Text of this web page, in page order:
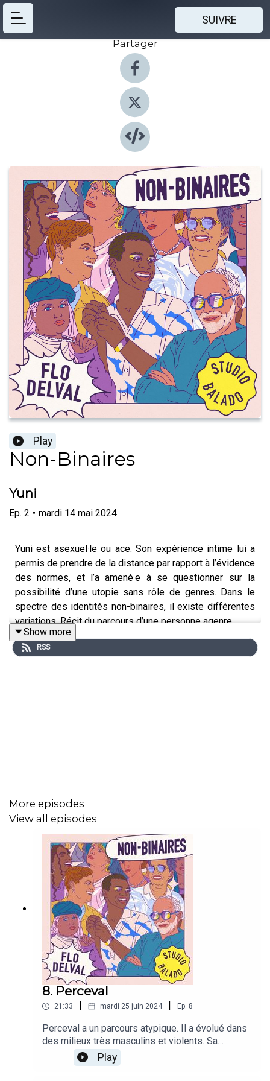
SUIVRE
Partager
Play
Non-Binaires
Yuni
Ep. 2 • mardi 14 mai 2024
Yuni est asexuel·le ou ace. Son expérience intime lui a
permis de prendre de la distance par rapport à l’évidence
des normes, et l’a amené·e à se questionner sur la
possibilité d’une utopie sans rôle de genres. Dans le
spectre des identités non-binaires, il existe différentes
variations. Récit du parcours d’une personne agenre.
Illustration : Patrick Croes
Production Studio Balado : Julien Barbier et Michel-Ange
Une production du
Balado
Show more
RSS
More episodes
View all episodes
8. Perceval
21:33 | mardi 25 juin 2024 | Ep. 8
Perceval a un parcours atypique. Il a évolué dans
des milieux très masculins et violents. Sa
découverte récente des milieux queer a été une
révélation. Récit d’une personne en
Play